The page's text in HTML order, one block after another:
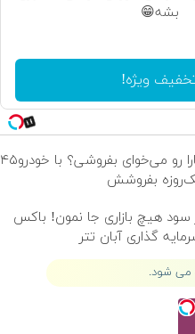
بشه😁
ویژه!
تارا رو می‌خوای بفروشی؟ با خودرو۴۵
بفروشش
سود هیچ بازاری جا نمون! باکس
گذاری آبان تتر
می شود.